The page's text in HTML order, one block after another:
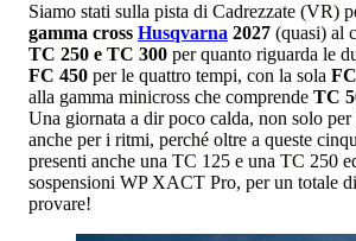
Siamo stati sulla pista di Cadrezzate (VR)
gamma cross Husqvarna 2027 (quasi) al
TC 250 e TC 300 per quanto riguarda le
FC 450 per le quattro tempi, con la sola
alla gamma minicross che comprende TC
Una giornata a dir poco calda, non solo per
anche per i ritmi, perché oltre a queste
presenti anche una TC 125 e una TC 250
sospensioni WP XACT Pro, per un totale
provare!